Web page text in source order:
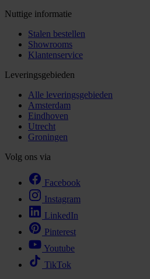
Nuttige informatie
Stalen bestellen
Showrooms
Klantenservice
Leveringsgebieden
Alle leveringsgebieden
Amsterdam
Eindhoven
Utrecht
Groningen
Volg ons via
Facebook
Instagram
LinkedIn
Pinterest
Youtube
TikTok